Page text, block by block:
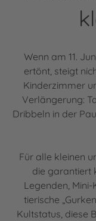
Wenn am 11.
ertönt, steigt
Kinderzimmer
Verlängerung:
Dribbeln in der
Für alle kleinen
die garantiert
Legenden,
tierische
Kultstatus, diese